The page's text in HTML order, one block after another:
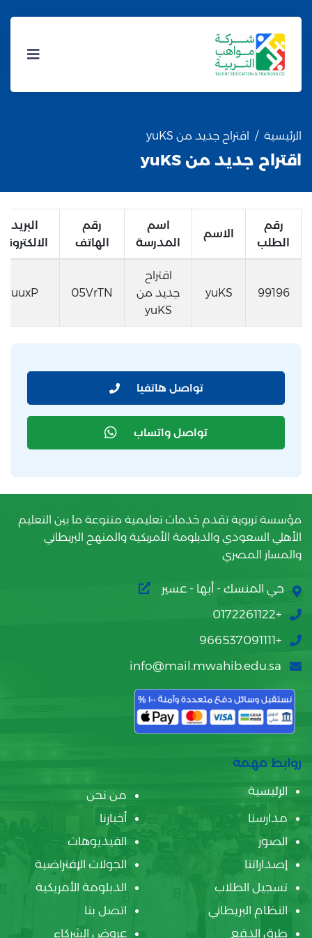
الرئيسية اقتراح جديد من yuKS
اقتراح جديد من yuKS
رقم
الطلب
الاسم
اسم
المدرسة
رقم
الهاتف
البريد
الالكتروني
99196
yuKS
اقتراح
جديد من
yuKS
05VrTN
uuxP
تواصل هاتفيا
تواصل واتساب
مؤسسة تربوية تقدم خدمات تعليمية متنوعة ما بين التعليم
الأهلي السعودي والدبلومة الأمريكية والمنهج البريطاني
والمسار المصري
حي المنسك - أبها - عسير
+0172261122
+966537091111
info@mail.mwahib.edu.sa
روابط مهمة
الرئيسية
من نحن
مدارسنا
أخبارنا
الصور
الفيديوهات
إصداراتنا
الجولات الإفتراضية
تسجيل الطلاب
الدبلومة الأمريكية
النظام البريطاني
اتصل بنا
طرق الدفع
عروض الشركاء